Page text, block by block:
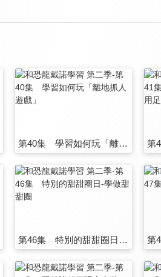
第40集 學習如何玩「離地抓人遊戲」
第46集 特別的甜甜圈日-學做甜甜圈 第